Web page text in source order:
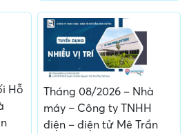
Hỗ
Tháng 08/2026 – Nhà
máy – Công ty TNHH
điện – điện tử Mê Trần